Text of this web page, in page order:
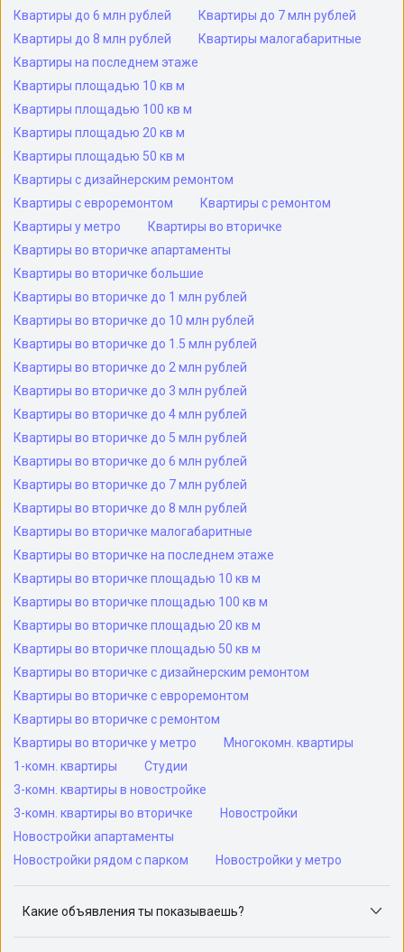
Квартиры до 6 млн рублей
Квартиры до 7 млн рублей
Квартиры до 8 млн рублей
Квартиры малогабаритные
Квартиры на последнем этаже
Квартиры площадью 10 кв м
Квартиры площадью 100 кв м
Квартиры площадью 20 кв м
Квартиры площадью 50 кв м
Квартиры с дизайнерским ремонтом
Квартиры с евроремонтом
Квартиры с ремонтом
Квартиры у метро
Квартиры во вторичке
Квартиры во вторичке апартаменты
Квартиры во вторичке большие
Квартиры во вторичке до 1 млн рублей
Квартиры во вторичке до 10 млн рублей
Квартиры во вторичке до 1.5 млн рублей
Квартиры во вторичке до 2 млн рублей
Квартиры во вторичке до 3 млн рублей
Квартиры во вторичке до 4 млн рублей
Квартиры во вторичке до 5 млн рублей
Квартиры во вторичке до 6 млн рублей
Квартиры во вторичке до 7 млн рублей
Квартиры во вторичке до 8 млн рублей
Квартиры во вторичке малогабаритные
Квартиры во вторичке на последнем этаже
Квартиры во вторичке площадью 10 кв м
Квартиры во вторичке площадью 100 кв м
Квартиры во вторичке площадью 20 кв м
Квартиры во вторичке площадью 50 кв м
Квартиры во вторичке с дизайнерским ремонтом
Квартиры во вторичке с евроремонтом
Квартиры во вторичке с ремонтом
Квартиры во вторичке у метро
Многокомн. квартиры
1-комн. квартиры
Студии
3-комн. квартиры в новостройке
3-комн. квартиры во вторичке
Новостройки
Новостройки апартаменты
Новостройки рядом с парком
Новостройки у метро
Какие объявления ты показываешь?